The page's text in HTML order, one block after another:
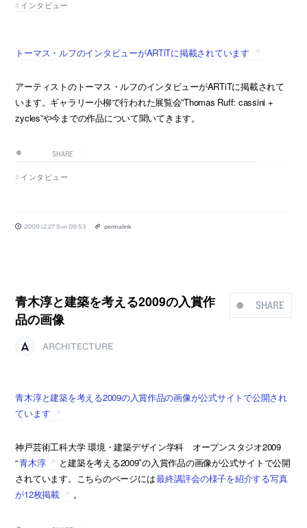
インタビュー
トーマス・ルフのインタビューがARTiTに掲載されています
アーティストのトーマス・ルフのインタビューがARTiTに掲載されて
います。ギャラリー小柳で行われた展覧会”Thomas Ruff: cassini +
zycles”や今までの作品について聞いてきます。
SHARE
インタビュー
2009.12.27 Sun 09:53 permalink
SHARE
青木淳と建築を考える2009の入賞作
品の画像
ARCHITECTURE
青木淳と建築を考える2009の入賞作品の画像が公式サイトで公開され
ています
神戸芸術工科大学 環境・建築デザイン学科 オープンスタジオ2009
“青木淳
と建築を考える2009″の入賞作品の画像が公式サイトで公開
されています。こちらのページには最終講評会の様子を紹介する写真
が12枚掲載
。